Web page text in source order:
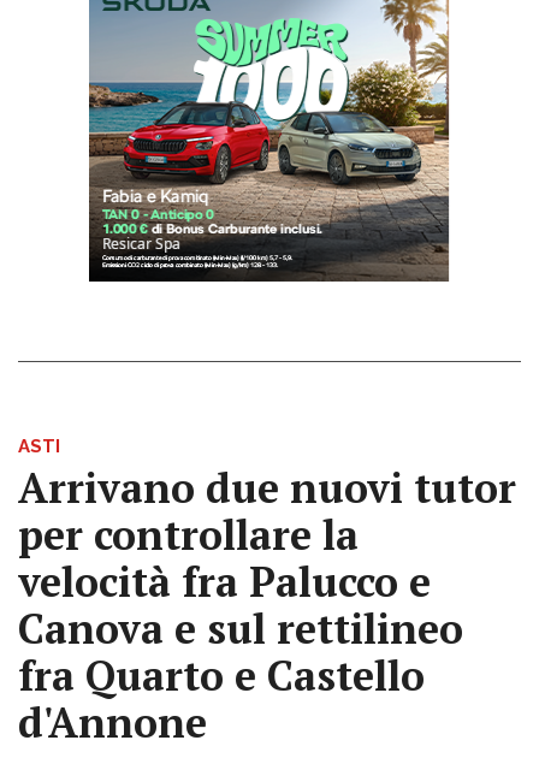
ASTI
Arrivano due nuovi tutor
per controllare la
velocità fra Palucco e
Canova e sul rettilineo
fra Quarto e Castello
d'Annone